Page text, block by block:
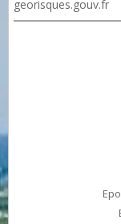
georisques.gouv.fr